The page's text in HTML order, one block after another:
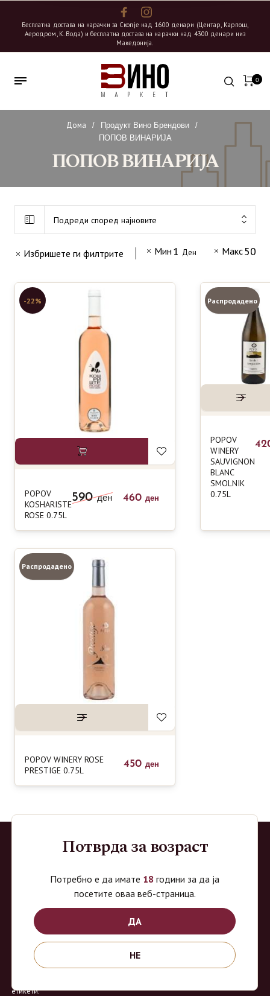
Бесплатна достава на нарачки за Скопје над 1600 денари (Центар, Карпош,
Аеродром, К. Вода) и бесплатна достава на нарачки над 4300 денари низ
Македонија.
0
Дома / Продукт Вино Брендови
/
ПОПОВ ВИНАРИЈА
ПОПОВ ВИНАРИЈА
Подреди според најновите
Избришете ги филтрите Мин 1 Ден Макс500
-22%
POPOV
KOSHARISTE
ROSE 0.75L
590ден 460 ден
Распродадено
POPOV
WINERY
SAUVIGNON
BLANC
SMOLNIK
0.75L
Распродадено
POPOV WINERY ROSE
PRESTIGE 0.75L
450 ден
ВиноМаркет
Специјализирана on-line продавница за вино, алкохолни пијалоци и
акцесоари. Нудиме широк избор на различни сорти на вино од
етикети.
Потврда за возраст
Потребно е да имате 18 години за да ја
посетите оваа веб-страница.
ДА
НЕ